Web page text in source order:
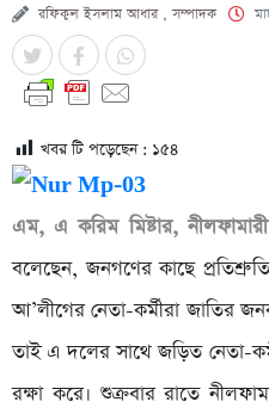
রফিকুল ইসলাম আধার , সম্পাদক
খবর টি পড়েছেন : ১৫৪
এম, এ করিম মিষ্টার,
বলেছেন, জনগণের কাছে
আ’লীগের নেতা-কর্মীরা জাতির
তাই এ দলের সাথে জড়িত নেতা-
রক্ষা করে। শুক্রবার রাতে